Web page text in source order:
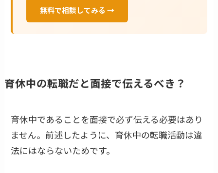
無料で相談してみる →
育休中の転職だと面接で伝えるべき？
育休中であることを面接で必ず伝える必要はあり
ません。前述したように、育休中の転職活動は違
法にはならないためです。